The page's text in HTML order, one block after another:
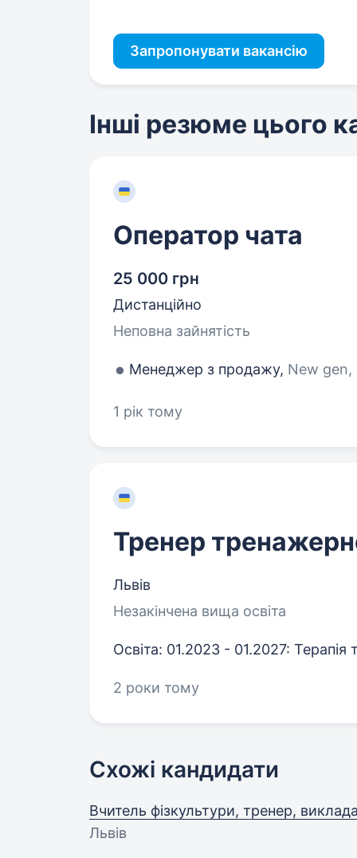
Запропонувати вакансію
Інші резюме цього
Оператор чата
25 000 грн
Дистанційно
Неповна зайнятість
Менеджер з продажу, New gen,
1 рік тому
Тренер
Львів
Незакінчена вища освіта
Освіта: 01.2023 - 01.2027: Терапія
2 роки тому
Схожі кандидати
Вчитель фізкультури, тренер,
Львів